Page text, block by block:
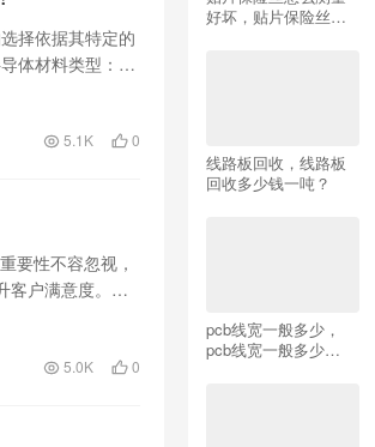
择依据其特定的
体材料类型：
5.1K 0
要性不容忽视，
客户满意度。当
5.0K 0
好坏，贴片保险丝怎
线路板回收，线路板
回收多少钱一吨？
pcb线宽一般多少，
pcb线宽一般多少